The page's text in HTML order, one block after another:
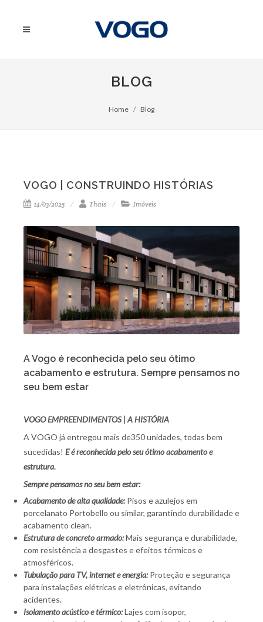
BLOG
Home Blog
VOGO | CONSTRUINDO HISTÓRIAS
14/03/2025 Thais Imóveis
A Vogo é reconhecida pelo seu ótimo
acabamento e estrutura. Sempre pensamos no
seu bem estar
VOGO EMPREENDIMENTOS | A HISTÓRIA
A VOGO já entregou mais de350 unidades, todas bem
sucedidas! E éreconhecida pelo seu ótimo acabamento e
estrutura.
Sempre pensamos no seu bem estar:
Acabamento de alta qualidade:Pisos e azulejos em
porcelanato Portobello ou similar, garantindo durabilidade e
acabamento clean.
Estrutura de concreto armado:Mais segurança e durabilidade,
com resistência a desgastes e efeitos térmicos e
atmosféricos.
Tubulação para TV, internet e energia: Proteção e segurança
para instalações elétricas e eletrônicas, evitando
acidentes.
Isolamento acústico e térmico:Lajes com isopor,